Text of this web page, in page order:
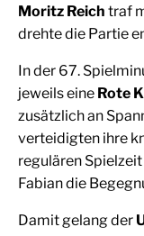
Moritz Reich traf
drehte die Partie
In der 67.
jeweils eine Rote
zusätzlich an
verteidigten ihre
regulären
Fabian die
Damit gelang der